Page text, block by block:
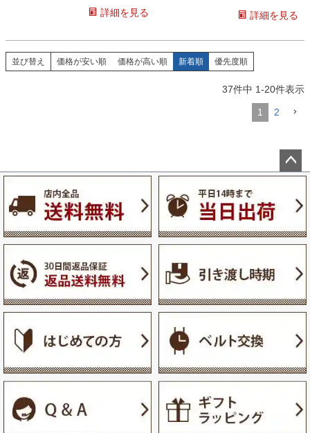
詳細を見る 詳細を見る
並び替え 価格が安い順 価格が高い順 新着順 優先度順
37件中 1-20件表示
1 2
ペー
ップ